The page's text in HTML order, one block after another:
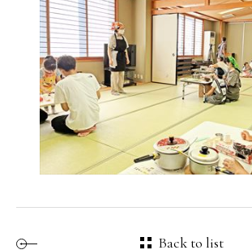
Back to list